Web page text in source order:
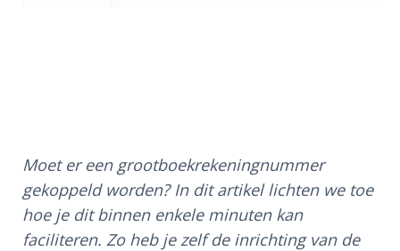
Moet er een grootboekrekeningnummer
gekoppeld worden? In dit artikel lichten we toe
hoe je dit binnen enkele minuten kan
faciliteren. Zo heb je zelf de inrichting van de